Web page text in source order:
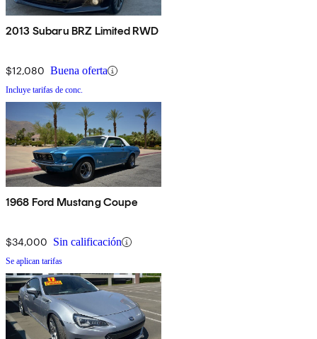
2013 Subaru BRZ Limited RWD
$12,080 Buena oferta
Incluye tarifas de conc.
1968 Ford Mustang Coupe
$34,000 Sin calificación
Se aplican tarifas